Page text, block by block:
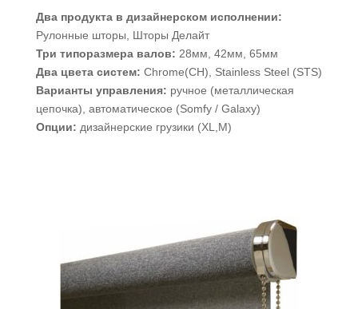
Два продукта в дизайнерском исполнении:
Рулонные шторы, Шторы Делайт
Три типоразмера валов: 28мм, 42мм, 65мм
Два цвета систем: Chrome(CH), Stainless Steel (STS)
Варианты управления: ручное (металлическая
цепочка), автоматическое (Somfy / Galaxy)
Опции: дизайнерские грузики (XL,M)